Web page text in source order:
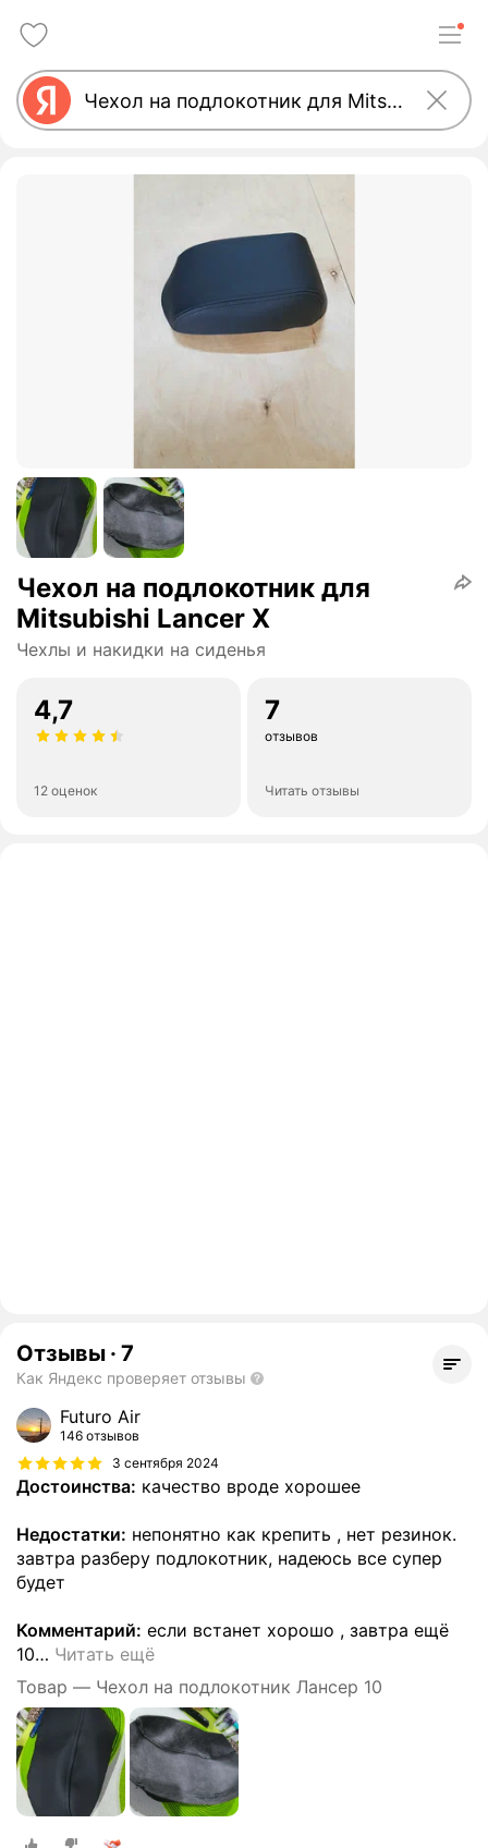
Чехол на подлокотник для
Mitsubishi Lancer X
Чехлы и накидки на сиденья
4,7
12 оценок
7
отзывов
Читать отзывы
Отзывы · 7
Как Яндекс проверяет отзывы
Futuro Air
146 отзывов
3 сентября 2024
Достоинства: качество вроде хорошее
Недостатки: непонятно как крепить , нет резинок.
завтра разберу подлокотник, надеюсь все супер
будет
Комментарий: если встанет хорошо , завтра ещё
10… Читать ещё
Товар — Чехол на подлокотник Лансер 10